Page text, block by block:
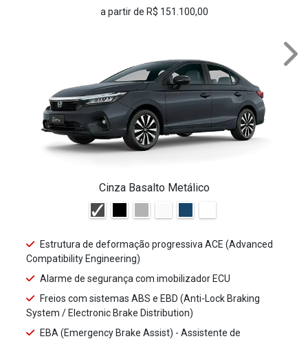
a partir de R$ 151.100,00
Cinza Basalto Metálico
Estrutura de deformação progressiva ACE (Advanced
Compatibility Engineering)
Alarme de segurança com imobilizador ECU
Freios com sistemas ABS e EBD (Anti-Lock Braking
System / Electronic Brake Distribution)
EBA (Emergency Brake Assist) - Assistente de